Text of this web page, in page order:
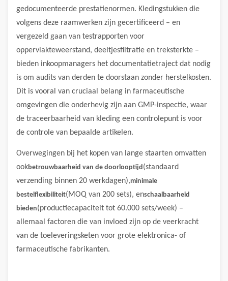
gedocumenteerde prestatienormen. Kledingstukken die
volgens deze raamwerken zijn gecertificeerd – en
vergezeld gaan van testrapporten voor
oppervlakteweerstand, deeltjesfiltratie en treksterkte –
bieden inkoopmanagers het documentatietraject dat nodig
is om audits van derden te doorstaan ​​zonder herstelkosten.
Dit is vooral van cruciaal belang in farmaceutische
omgevingen die onderhevig zijn aan GMP-inspectie, waar
de traceerbaarheid van kleding een controlepunt is voor
de controle van bepaalde artikelen.
Overwegingen bij het kopen van lange staarten omvatten
ookbetrouwbaarheid van de doorlooptijd(standaard
verzending binnen 20 werkdagen),minimale
bestelflexibiliteit(MOQ van 200 sets), enschaalbaarheid
bieden(productiecapaciteit tot 60.000 sets/week) –
allemaal factoren die van invloed zijn op de veerkracht
van de toeleveringsketen voor grote elektronica- of
farmaceutische fabrikanten.